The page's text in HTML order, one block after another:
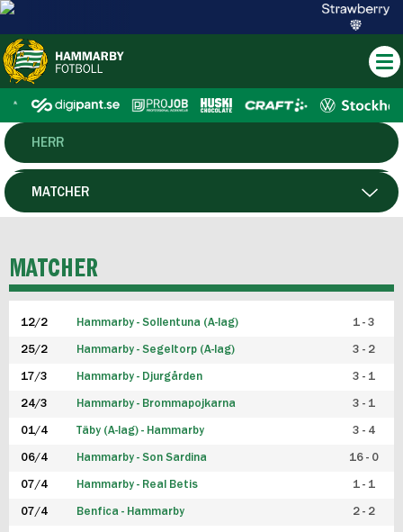
HERR
DAM
P19
F19
FUTSAL HERR
FUTSAL DAM
MATCHER
MATCHER
12/2 Hammarby - Sollentuna (A-lag) 1 - 3
25/2 Hammarby - Segeltorp (A-lag) 3 - 2
17/3 Hammarby - Djurgården 3 - 1
24/3 Hammarby - Brommapojkarna 3 - 1
01/4 Täby (A-lag) - Hammarby 3 - 4
06/4 Hammarby - Son Sardina 16 - 0
07/4 Hammarby - Real Betis 1 - 1
07/4 Benfica - Hammarby 2 - 2